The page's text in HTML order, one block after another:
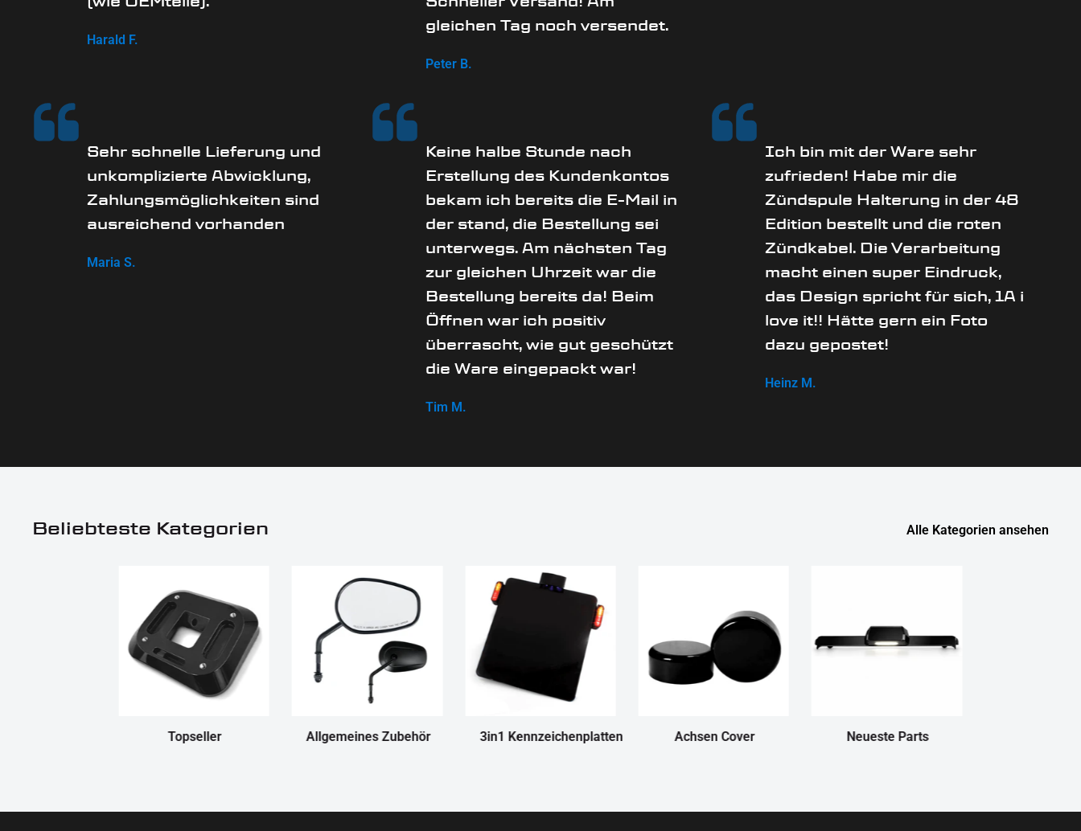
Harald F.
gleichen Tag noch versendet.
Peter B.
Sehr schnelle Lieferung und
unkomplizierte Abwicklung,
Zahlungsmöglichkeiten sind
ausreichend vorhanden
Maria S.
Keine halbe Stunde nach
Erstellung des Kundenkontos
bekam ich bereits die E-Mail in
der stand, die Bestellung sei
unterwegs. Am nächsten Tag
zur gleichen Uhrzeit war die
Bestellung bereits da! Beim
Öffnen war ich positiv
überrascht, wie gut geschützt
die Ware eingepackt war!
Tim M.
Ich bin mit der Ware sehr
zufrieden! Habe mir die
Zündspule Halterung in der 48
Edition bestellt und die roten
Zündkabel. Die Verarbeitung
macht einen super Eindruck,
das Design spricht für sich, 1A i
love it!! Hätte gern ein Foto
dazu gepostet!
Heinz M.
Beliebteste Kategorien Alle Kategorien ansehen
Topseller Allgemeines Zubehör 3in1 Kennzeichenplatten Achsen Cover Neueste Parts